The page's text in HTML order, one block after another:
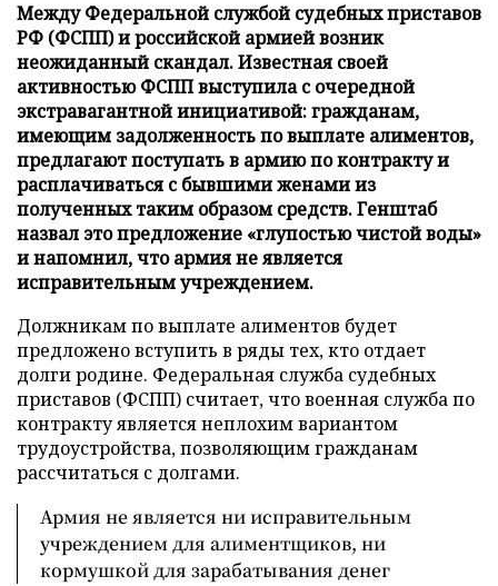
Между Федеральной службой судебных приставов
РФ (ФСПП) и российской армией возник
неожиданный скандал. Известная своей
активностью ФСПП выступила с очередной
экстравагантной инициативой: гражданам,
имеющим задолженность по выплате алиментов,
предлагают поступать в армию по контракту и
расплачиваться с бывшими женами из
полученных таким образом средств. Генштаб
назвал это предложение «глупостью чистой воды»
и напомнил, что армия не является
исправительным учреждением.
Должникам по выплате алиментов будет
предложено вступить в ряды тех, кто отдает
долги родине. Федеральная служба судебных
приставов (ФСПП) считает, что военная служба по
контракту является неплохим вариантом
трудоустройства, позволяющим гражданам
рассчитаться с долгами.
Армия не является ни исправительным
учреждением для алиментщиков, ни
кормушкой для зарабатывания денег